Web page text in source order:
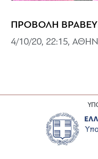
ΠΡΟΒΟΛΗ
4/10/20, 22:15,